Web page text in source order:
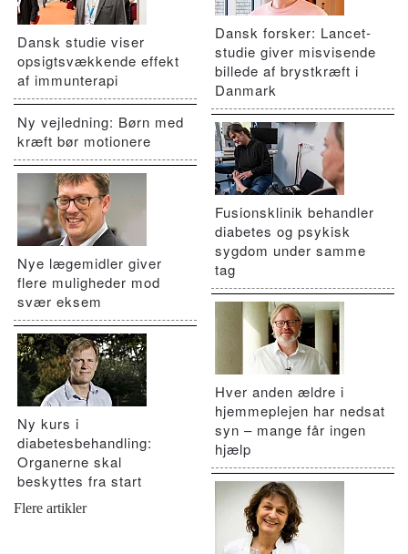
Dansk studie viser
opsigtsvækkende effekt
af immunterapi
Ny vejledning: Børn med
kræft bør motionere
Nye lægemidler giver
flere muligheder mod
svær eksem
Ny kurs i
diabetesbehandling:
Organerne skal
beskyttes fra start
Flere artikler
Dansk forsker: Lancet-
studie giver misvisende
billede af brystkræft i
Danmark
Fusionsklinik behandler
diabetes og psykisk
sygdom under samme
tag
Hver anden ældre i
hjemmeplejen har nedsat
syn – mange får ingen
hjælp